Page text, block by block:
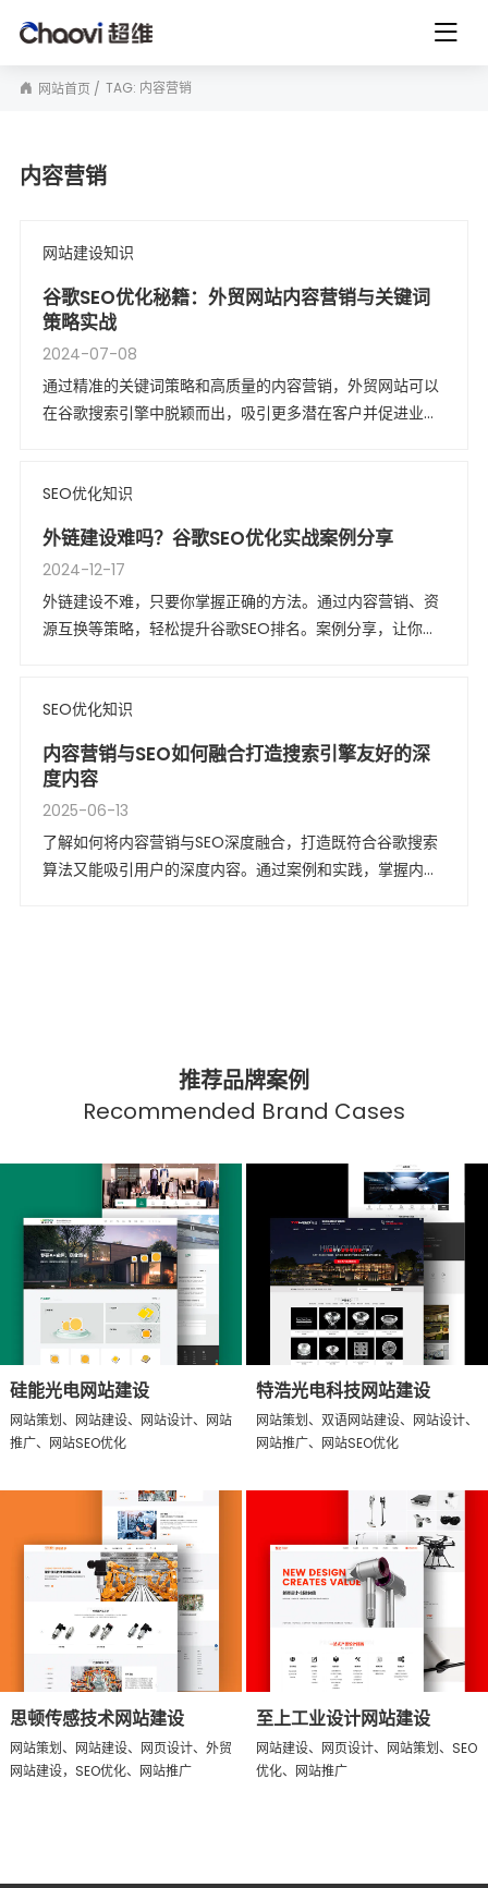
网站首页 TAG: 内容营销
内容营销
网站建设知识
谷歌SEO优化秘籍：外贸网站内容营销与关键词
策略实战
2024-07-08
通过精准的关键词策略和高质量的内容营销，外贸网站可以
在谷歌搜索引擎中脱颖而出，吸引更多潜在客户并促进业务
SEO优化知识
外链建设难吗？谷歌SEO优化实战案例分享
2024-12-17
外链建设不难，只要你掌握正确的方法。通过内容营销、资
源互换等策略，轻松提升谷歌SEO排名。案例分享，让你少
SEO优化知识
内容营销与SEO如何融合打造搜索引擎友好的深
度内容
2025-06-13
了解如何将内容营销与SEO深度融合，打造既符合谷歌搜索
算法又能吸引用户的深度内容。通过案例和实践，掌握内容
推荐品牌案例
Recommended Brand Cases
硅能光电网站建设
网站策划、网站建设、网站设计、网站
推广、网站SEO优化
特浩光电科技网站建设
网站策划、双语网站建设、网站设计、
网站推广、网站SEO优化
思顿传感技术网站建设
网站策划、网站建设、网页设计、外贸
网站建设，SEO优化、网站推广
至上工业设计网站建设
网站建设、网页设计、网站策划、SEO
优化、网站推广